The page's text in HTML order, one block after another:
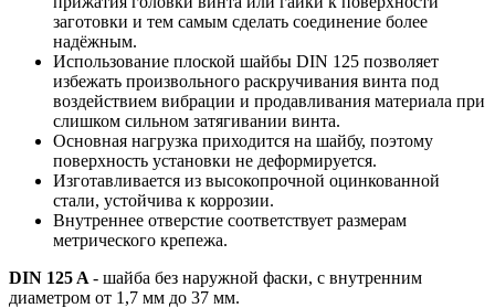
заготовки и тем самым сделать соединение более
надёжным.
Использование плоской шайбы DIN 125 позволяет
избежать произвольного раскручивания винта под
воздействием вибрации и продавливания материала при
слишком сильном затягивании винта.
Основная нагрузка приходится на шайбу, поэтому
поверхность установки не деформируется.
Изготавливается из высокопрочной оцинкованной
стали, устойчива к коррозии.
Внутреннее отверстие соответствует размерам
метрического крепежа.
DIN 125 A - шайба без наружной фаски, с внутренним
диаметром от 1,7 мм до 37 мм.